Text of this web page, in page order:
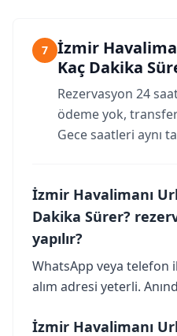
7
İzmir
Kaç Dakika
Rezervasyon 24
ödeme yok,
Gece saatleri aynı
İzmir Havalimanı
Dakika Sürer?
yapılır?
WhatsApp veya telefon
alım adresi yeterli.
İzmir Havalimanı